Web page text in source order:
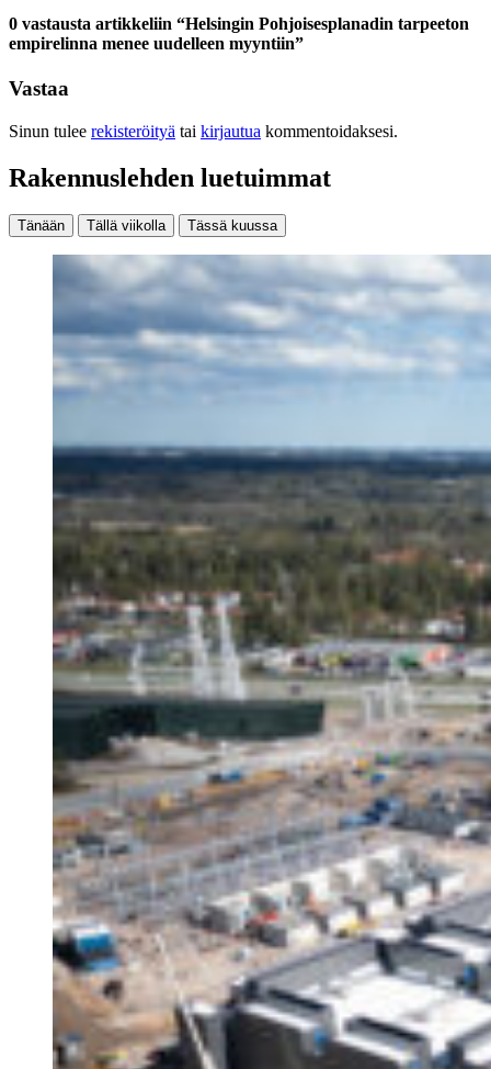
0 vastausta artikkeliin “Helsingin Pohjoisesplanadin tarpeeton
empirelinna menee uudelleen myyntiin”
Vastaa
Sinun tulee rekisteröityä tai kirjautua kommentoidaksesi.
Rakennuslehden luetuimmat
Tänään Tällä viikolla Tässä kuussa